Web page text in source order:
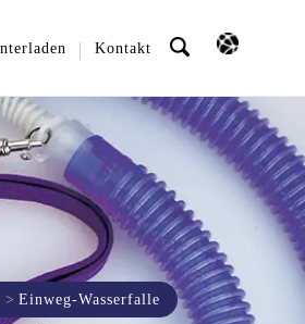
Kontakt
Einweg-Wasserfalle